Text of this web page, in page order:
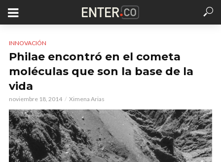
INNOVACIÓN
Philae encontró en el cometa
moléculas que son la base de la
vida
noviembre 18, 2014 Ximena Arias